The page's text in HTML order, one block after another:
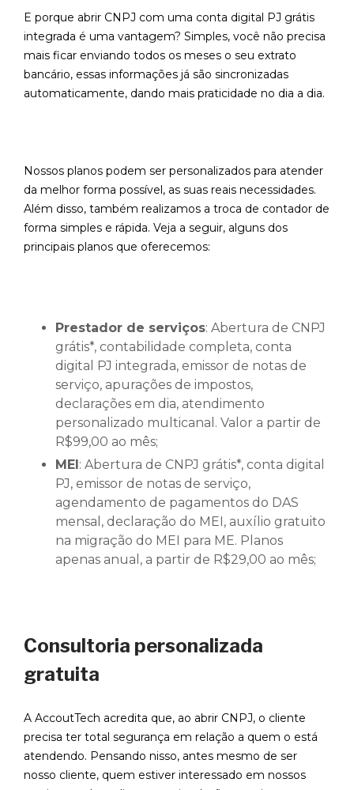
E porque abrir CNPJ com uma conta digital PJ grátis
integrada é uma vantagem? Simples, você não precisa
mais ficar enviando todos os meses o seu extrato
bancário, essas informações já são sincronizadas
automaticamente, dando mais praticidade no dia a dia.
Nossos planos podem ser personalizados para atender
da melhor forma possível, as suas reais necessidades.
Além disso, também realizamos a troca de contador de
forma simples e rápida. Veja a seguir, alguns dos
principais planos que oferecemos:
Prestador de serviços: Abertura de CNPJ
grátis*, contabilidade completa, conta
digital PJ integrada, emissor de notas de
serviço, apurações de impostos,
declarações em dia, atendimento
personalizado multicanal. Valor a partir de
R$99,00 ao mês;
MEI : Abertura de CNPJ grátis*, conta digital
PJ, emissor de notas de serviço,
agendamento de pagamentos do DAS
mensal, declaração do MEI, auxílio gratuito
na migração do MEI para ME. Planos
apenas anual, a partir de R$29,00 ao mês;
Consultoria personalizada
gratuita
A AccoutTech acredita que, ao abrir CNPJ, o cliente
precisa ter total segurança em relação a quem o está
atendendo. Pensando nisso, antes mesmo de ser
nosso cliente, quem estiver interessado em nossos